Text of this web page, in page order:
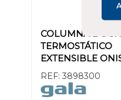
COLUMNA
TERMOSTÁTICO
EXTENSIBLE
REF: 3898300